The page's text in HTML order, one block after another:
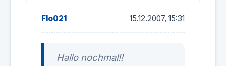
Flo021 15.12.2007, 15:31
Hallo nochmal!!